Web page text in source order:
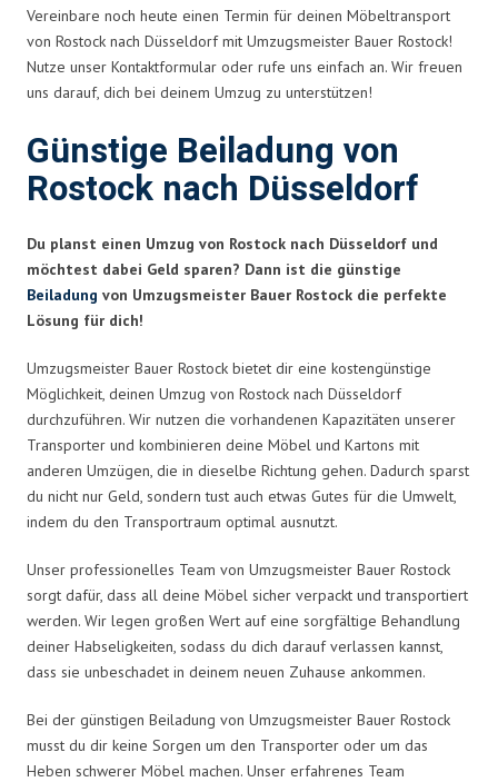
Vereinbare noch heute einen Termin für deinen Möbeltransport
von Rostock nach Düsseldorf mit Umzugsmeister Bauer Rostock!
Nutze unser Kontaktformular oder rufe uns einfach an. Wir freuen
uns darauf, dich bei deinem Umzug zu unterstützen!
Günstige Beiladung von
Rostock nach Düsseldorf
Du planst einen Umzug von Rostock nach Düsseldorf und
möchtest dabei Geld sparen? Dann ist die günstige
Beiladung von Umzugsmeister Bauer Rostock die perfekte
Lösung für dich!
Umzugsmeister Bauer Rostock bietet dir eine kostengünstige
Möglichkeit, deinen Umzug von Rostock nach Düsseldorf
durchzuführen. Wir nutzen die vorhandenen Kapazitäten unserer
Transporter und kombinieren deine Möbel und Kartons mit
anderen Umzügen, die in dieselbe Richtung gehen. Dadurch sparst
du nicht nur Geld, sondern tust auch etwas Gutes für die Umwelt,
indem du den Transportraum optimal ausnutzt.
Unser professionelles Team von Umzugsmeister Bauer Rostock
sorgt dafür, dass all deine Möbel sicher verpackt und transportiert
werden. Wir legen großen Wert auf eine sorgfältige Behandlung
deiner Habseligkeiten, sodass du dich darauf verlassen kannst,
dass sie unbeschadet in deinem neuen Zuhause ankommen.
Bei der günstigen Beiladung von Umzugsmeister Bauer Rostock
musst du dir keine Sorgen um den Transporter oder um das
Heben schwerer Möbel machen. Unser erfahrenes Team